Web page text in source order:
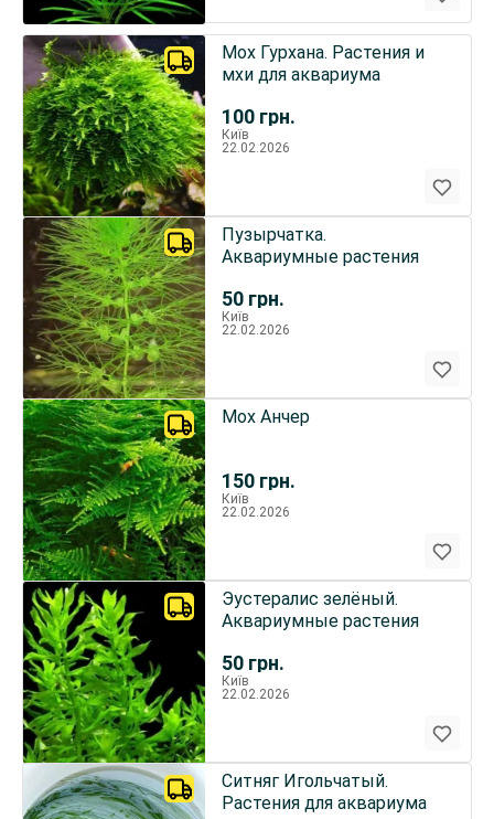
100 грн.
Мох Гурхана. Растения и
мхи для аквариума
Київ
22.02.2026
50 грн.
Пузырчатка.
Аквариумные растения
Київ
22.02.2026
150 грн.
Мох Анчер
Київ
22.02.2026
50 грн.
Эустералис зелёный.
Аквариумные растения
Київ
22.02.2026
Ситняг Игольчатый.
Растения для аквариума